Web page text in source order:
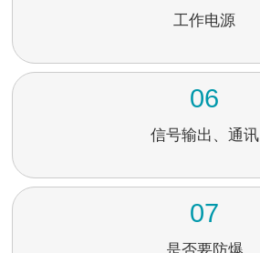
工作电源
06
信号输出、通讯
07